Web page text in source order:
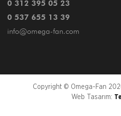
0 312 395 05 23
0 537 655 13 39
info@omega-fan.com
Copyright © Omega-Fan 2026
Web Tasarım: